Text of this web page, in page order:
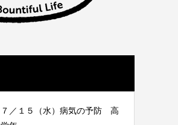
７／１５（水）病気の予防 高